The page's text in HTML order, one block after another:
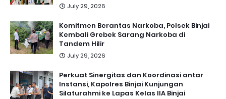
July 29, 2026
Komitmen Berantas Narkoba, Polsek Binjai
Kembali Grebek Sarang Narkoba di
Tandem Hilir
July 29, 2026
Perkuat Sinergitas dan Koordinasi antar
Instansi, Kapolres Binjai Kunjungan
Silaturahmi ke Lapas Kelas IIA Binjai